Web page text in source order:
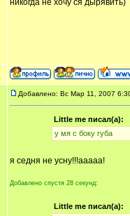
никогда не хочу ся дырявить)
Добавлено: Вс Мар 11, 2007
Little me писал(а):
у мя с боку губа
я седня не усну!!!ааааа!
Добавлено спустя 28 секунд:
Little me писал(а):